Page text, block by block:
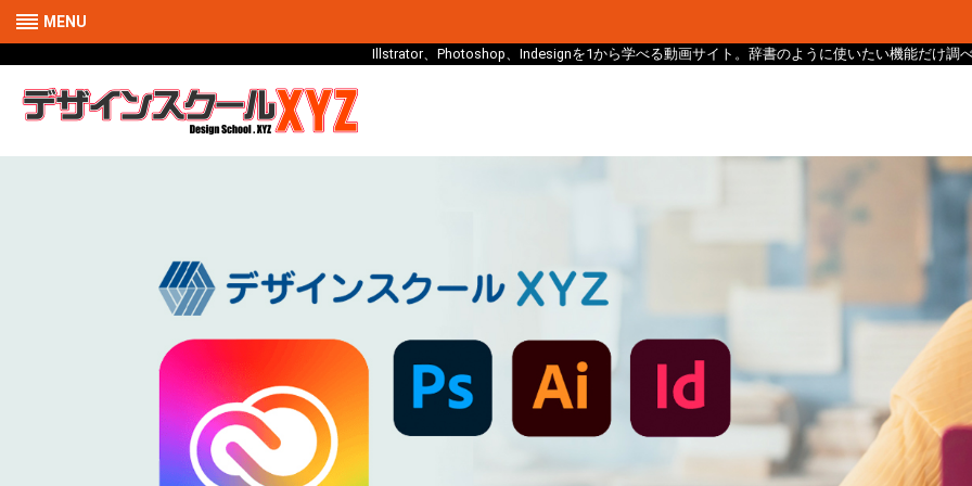
MENU
Illstrator、Photoshop、Indesignを1から学べる動画サイト。辞書のように使いたい機能だけ調